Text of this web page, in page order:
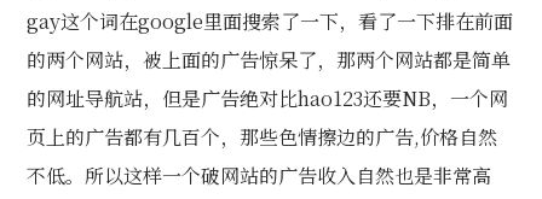
gay这个词在google里面搜索了一下，看了一下排在前面
的两个网站，被上面的广告惊呆了，那两个网站都是简单
的网址导航站，但是广告绝对比hao123还要NB，一个网
页上的广告都有几百个，那些色情擦边的广告,价格自然
不低。所以这样一个破网站的广告收入自然也是非常高